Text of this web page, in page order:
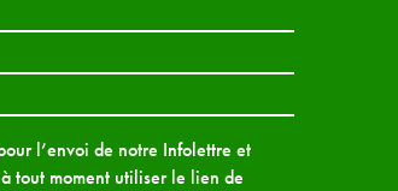
l’envoi de notre Infolettre et
tout moment utiliser le lien de